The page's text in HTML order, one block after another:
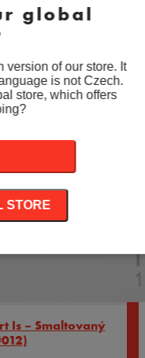
Is – Smaltovaný
global
version of our store. It
is not Czech.
store, which offers
STORE